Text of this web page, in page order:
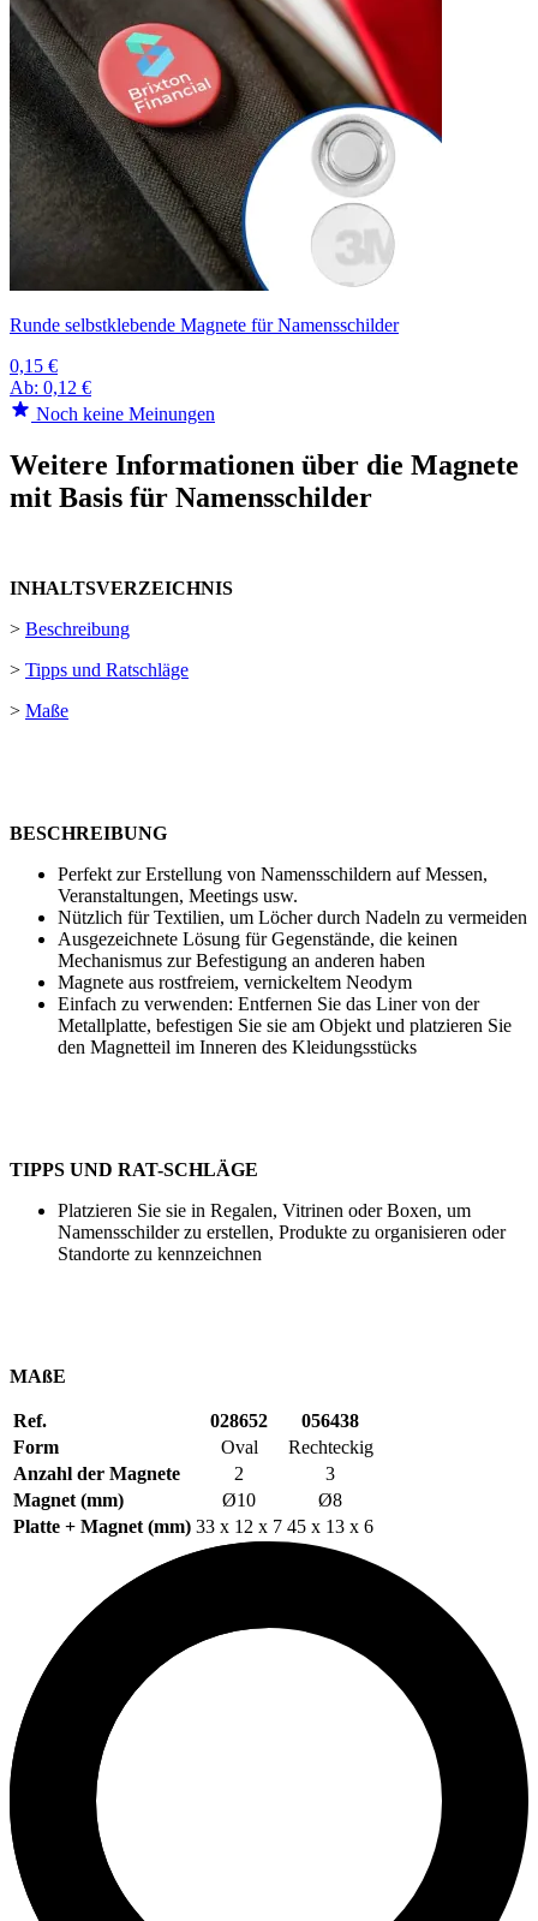
Runde selbstklebende Magnete für Namensschilder
0,15 €
Ab: 0,12 €
Noch keine Meinungen
Weitere Informationen über die Magnete
mit Basis für Namensschilder
INHALTSVERZEICHNIS
> Beschreibung
> Tipps und Ratschläge
> Maße
BESCHREIBUNG
Perfekt zur Erstellung von Namensschildern auf Messen,
Veranstaltungen, Meetings usw.
Nützlich für Textilien, um Löcher durch Nadeln zu vermeiden
Ausgezeichnete Lösung für Gegenstände, die keinen
Mechanismus zur Befestigung an anderen haben
Magnete aus rostfreiem, vernickeltem Neodym
Einfach zu verwenden: Entfernen Sie das Liner von der
Metallplatte, befestigen Sie sie am Objekt und platzieren Sie
den Magnetteil im Inneren des Kleidungsstücks
TIPPS UND RAT-SCHLÄGE
Platzieren Sie sie in Regalen, Vitrinen oder Boxen, um
Namensschilder zu erstellen, Produkte zu organisieren oder
Standorte zu kennzeichnen
MAßE
Ref. 028652
056438
Form
Oval
Rechteckig
Anzahl der Magnete
2
3
Magnet (mm)
Ø10
Ø8
Platte + Magnet (mm) 33 x 12 x 7 45 x 13 x 6